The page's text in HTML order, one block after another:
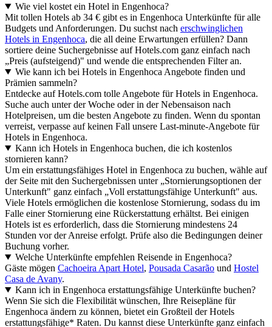
Wie viel kostet ein Hotel in Engenhoca?
Mit tollen Hotels ab 34 € gibt es in Engenhoca Unterkünfte für alle
Budgets und Anforderungen. Du suchst nach erschwinglichen
Hotels in Engenhoca, die all deine Erwartungen erfüllen? Dann
sortiere deine Suchergebnisse auf Hotels.com ganz einfach nach
„Preis (aufsteigend)" und wende die entsprechenden Filter an.
Wie kann ich bei Hotels in Engenhoca Angebote finden und
Prämien sammeln?
Entdecke auf Hotels.com tolle Angebote für Hotels in Engenhoca.
Suche auch unter der Woche oder in der Nebensaison nach
Hotelpreisen, um die besten Angebote zu finden. Wenn du spontan
verreist, verpasse auf keinen Fall unsere Last-minute-Angebote für
Hotels in Engenhoca.
Kann ich Hotels in Engenhoca buchen, die ich kostenlos
stornieren kann?
Um ein erstattungsfähiges Hotel in Engenhoca zu buchen, wähle auf
der Seite mit den Suchergebnissen unter „Stornierungsoptionen der
Unterkunft" ganz einfach „Voll erstattungsfähige Unterkunft" aus.
Viele Hotels ermöglichen die kostenlose Stornierung, sodass du im
Falle einer Stornierung eine Rückerstattung erhältst. Bei einigen
Hotels ist es erforderlich, dass die Stornierung mindestens 24
Stunden vor der Anreise erfolgt. Prüfe also die Bedingungen deiner
Buchung vorher.
Welche Unterkünfte empfehlen Reisende in Engenhoca?
Gäste mögen Cachoeira Apart Hotel, Pousada Casarão und Hostel
Casa de Avany.
Kann ich in Engenhoca erstattungsfähige Unterkünfte buchen?
Wenn Sie sich die Flexibilität wünschen, Ihre Reisepläne für
Engenhoca ändern zu können, bietet ein Großteil der Hotels
erstattungsfähige* Raten. Du kannst diese Unterkünfte ganz einfach